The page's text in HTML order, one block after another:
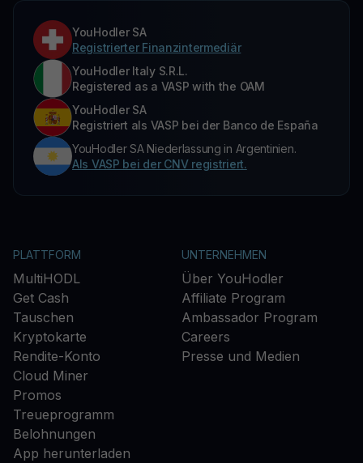
YouHodler SA
Registrierter Finanzintermediär
YouHodler Italy S.R.L.
Registered as a VASP with the OAM
YouHodler SA
Registriert als VASP bei der Banco de España
YouHodler SA Niederlassung in Argentinien.
Als VASP bei der CNV registriert.
PLATTFORM
MultiHODL
Get Cash
Tauschen
Kryptokarte
Rendite-Konto
Cloud Miner
Promos
Treueprogramm
Belohnungen
App herunterladen
UNTERNEHMEN
Über YouHodler
Affiliate Program
Ambassador Program
Careers
Presse und Medien